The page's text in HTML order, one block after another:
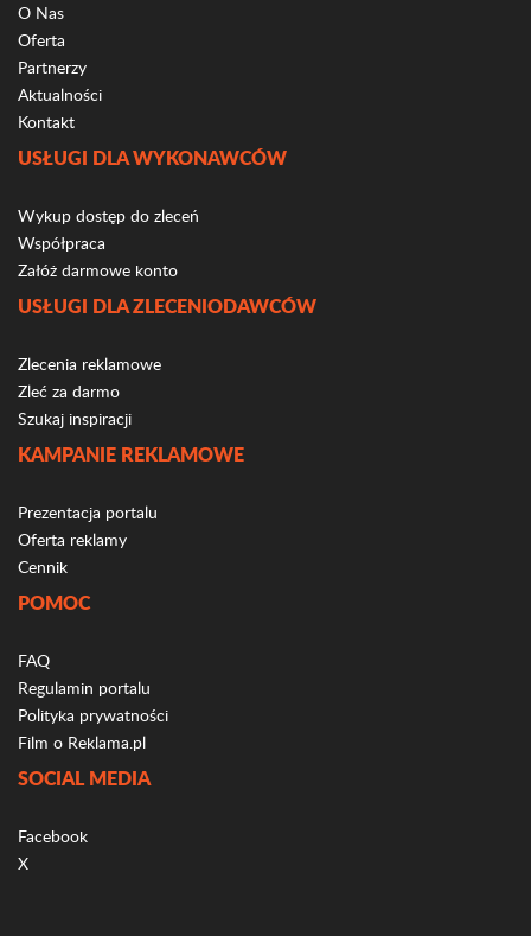
O Nas
Oferta
Partnerzy
Aktualności
Kontakt
USŁUGI DLA WYKONAWCÓW
Wykup dostęp do zleceń
Współpraca
Załóż darmowe konto
USŁUGI DLA ZLECENIODAWCÓW
Zlecenia reklamowe
Zleć za darmo
Szukaj inspiracji
KAMPANIE REKLAMOWE
Prezentacja portalu
Oferta reklamy
Cennik
POMOC
FAQ
Regulamin portalu
Polityka prywatności
Film o Reklama.pl
SOCIAL MEDIA
Facebook
X